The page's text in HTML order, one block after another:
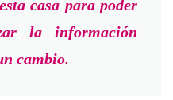
casa para poder
la información
cambio.